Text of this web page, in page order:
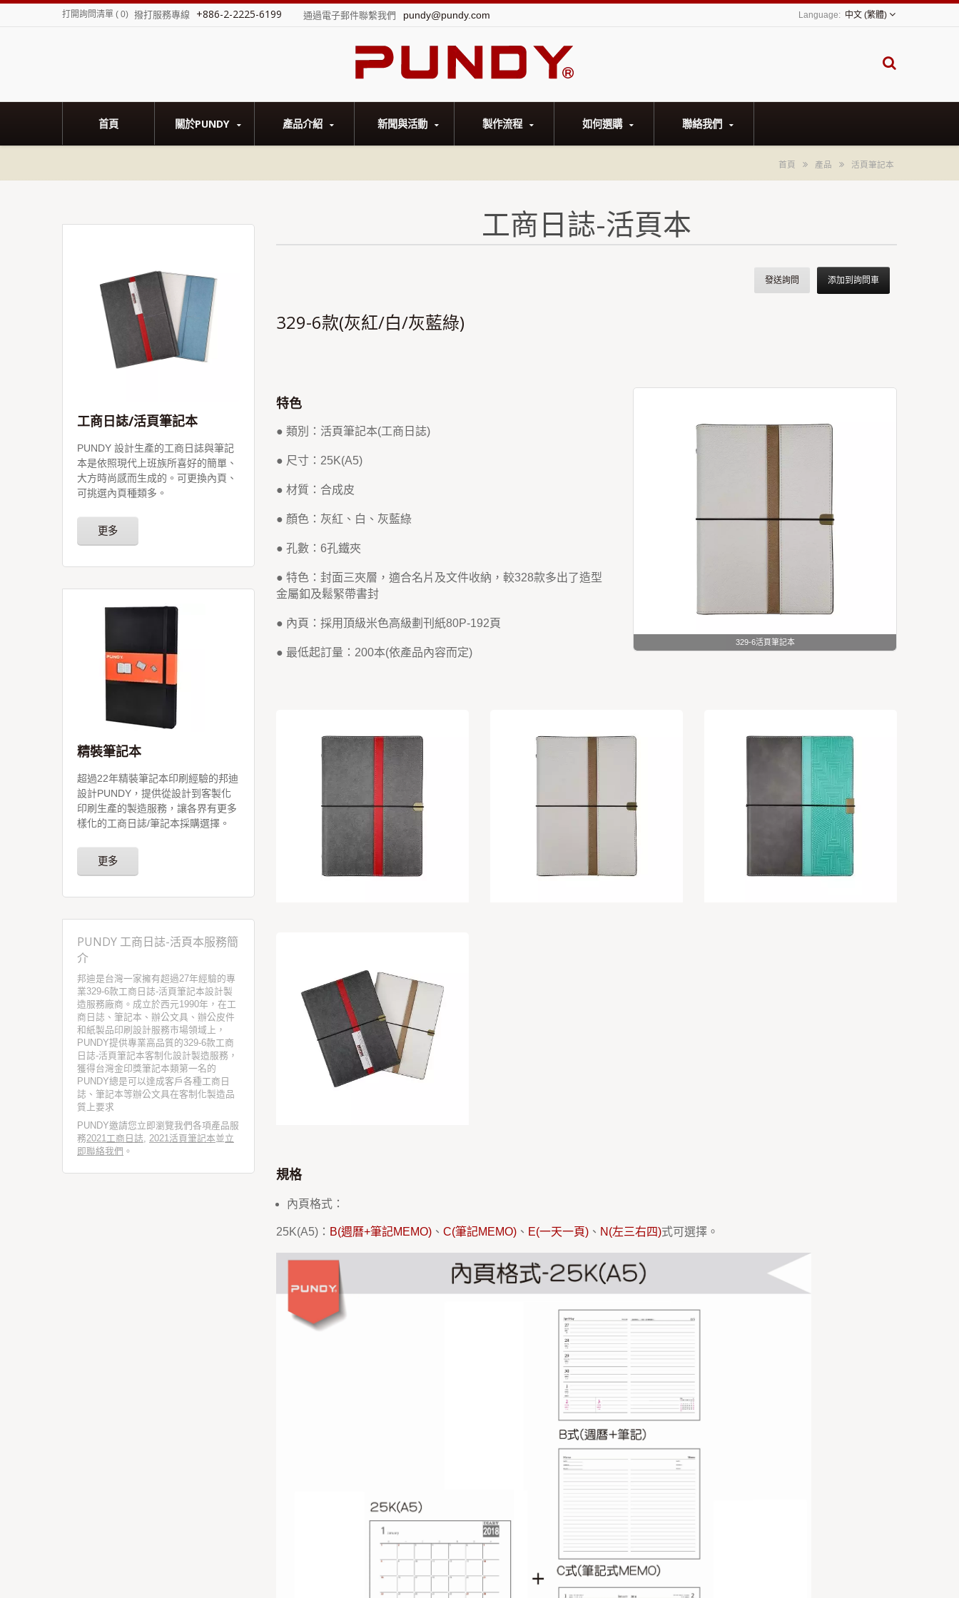
打開詢問清單 ( 0) 撥打服務專線 +886-2-2225-6199 通過電子郵件聯繫我們 pundy@pundy.com 中文 (繁體)
首頁 關於PUNDY 產品介紹 新聞與活動 製作流程 如何選購 聯絡我們
首頁 產品 活頁筆記本
工商日誌/活頁筆記本
PUNDY 設計生產的工商日誌與筆記
本是依照現代上班族所喜好的簡單、
大方時尚感而生成的。可更換內頁、
可挑選內頁種類多。
更多
精裝筆記本
超過22年精裝筆記本印刷經驗的邦迪
設計PUNDY，提供從設計到客製化
印刷生產的製造服務，讓各界有更多
樣化的工商日誌/筆記本採購選擇。
更多
PUNDY 工商日誌-活頁本服務簡
介
邦迪是台灣一家擁有超過27年經驗的專
業329-6款工商日誌-活頁筆記本設計製
造服務廠商。成立於西元1990年，在工
商日誌、筆記本、辦公文具、辦公皮件
和紙製品印刷設計服務市場領域上，
PUNDY提供專業高品質的329-6款工商
日誌-活頁筆記本客制化設計製造服務，
獲得台灣金印獎筆記本類第一名的
PUNDY總是可以達成客戶各種工商日
誌、筆記本等辦公文具在客制化製造品
質上要求
PUNDY邀請您立即瀏覽我們各項產品服
務2021工商日誌, 2021活頁筆記本並立
即聯絡我們 。
工商日誌-活頁本
發送詢問 添加到詢問車
329-6款(灰紅/白/灰藍綠)
329-6活頁筆記本
特色
● 類別：活頁筆記本(工商日誌)
● 尺寸：25K(A5)
● 材質：合成皮
● 顏色：灰紅、白、灰藍綠
● 孔數：6孔鐵夾
● 特色：封面三夾層，適合名片及文件收納，較328款多出了造型
金屬釦及鬆緊帶書封
● 內頁：採用頂級米色高級劃刊紙80P-192頁
● 最低起訂量：200本(依產品內容而定)
規格
內頁格式：
25K(A5)： B(週曆+筆記MEMO) 、 C(筆記MEMO) 、 E(一天一頁) 、 N(左三右四)式可選擇。